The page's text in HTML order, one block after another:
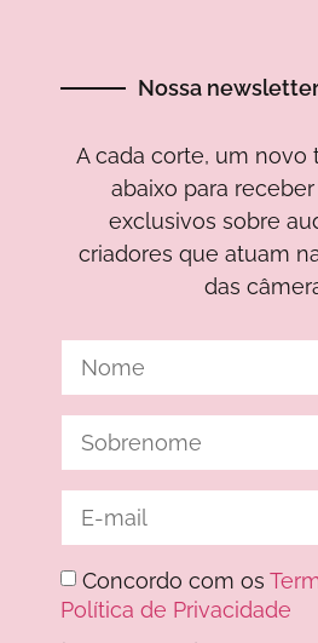
Nossa
A cada corte, um novo
abaixo para
exclusivos sobre
criadores que atuam
das
Concordo com os
Política de Privacidade